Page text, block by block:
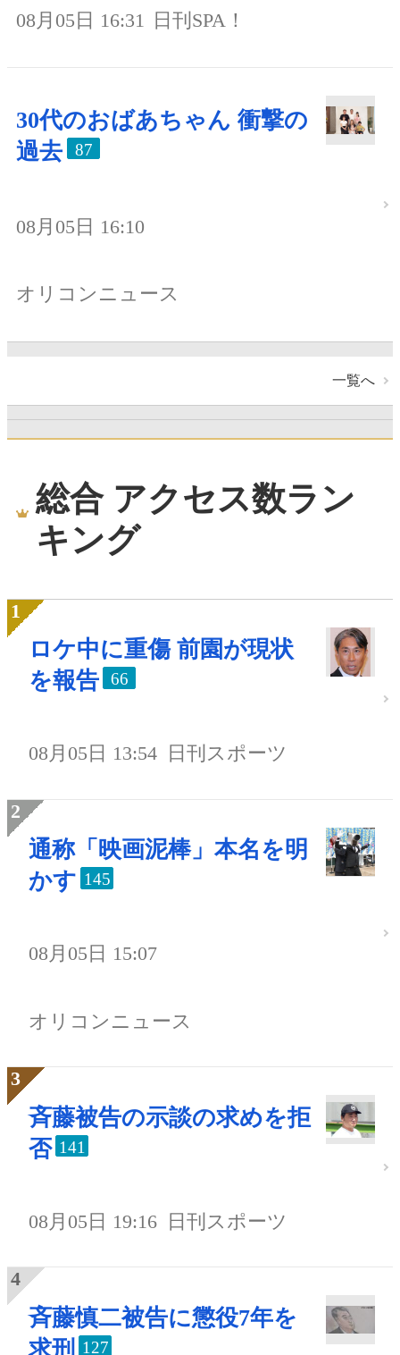
08月05日 16:31 日刊SPA！
30代のおばあちゃん 衝撃の
過去
87
08月05日 16:10
オリコンニュース
一覧へ
総合 アクセス数ラン
キング
ロケ中に重傷 前園が現状
を報告
66
08月05日 13:54 日刊スポーツ
通称「映画泥棒」本名を明
かす 145
08月05日 15:07
オリコンニュース
斉藤被告の示談の求めを拒
否 141
08月05日 19:16 日刊スポーツ
斉藤慎二被告に懲役7年を
求刑
127